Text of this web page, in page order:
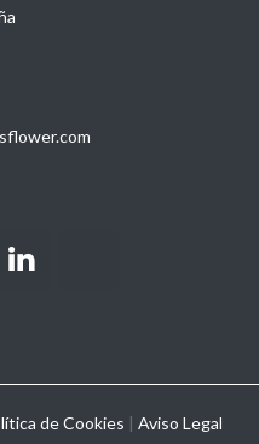
de Cookies | Aviso Legal